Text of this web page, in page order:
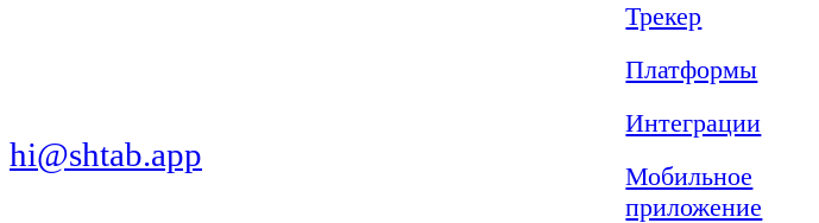
hi@shtab.app
Трекер
Платформы
Интеграции
Мобильное
приложение